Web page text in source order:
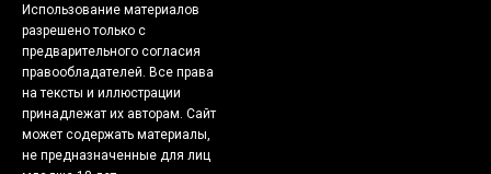
Использование материалов
разрешено только с
предварительного согласия
правообладателей. Все права
на тексты и иллюстрации
принадлежат их авторам. Сайт
может содержать материалы,
не предназначенные для лиц